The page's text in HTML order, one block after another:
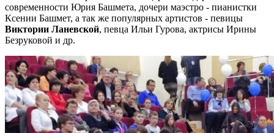
современности Юрия Башмета, дочери маэстро - пианистки
Ксении Башмет, а так же популярных артистов - певицы
Виктории Ланевской, певца Ильи Гурова, актрисы Ирины
Безруковой и др.